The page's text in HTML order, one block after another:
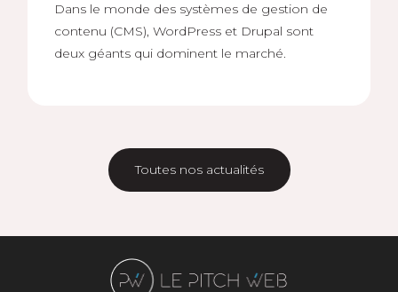
Dans le monde des systèmes de gestion de
contenu (CMS), WordPress et Drupal sont
deux géants qui dominent le marché.
Toutes nos actualités